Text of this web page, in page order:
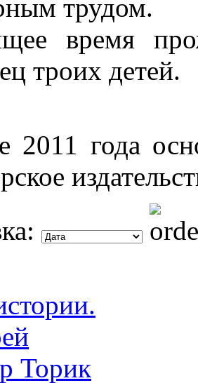
трудом.
время
троих детей.
2011 года